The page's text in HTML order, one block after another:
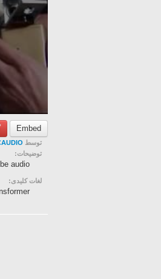
Embed
توسط
توضیحات:
audio.
لغات کلیدی: